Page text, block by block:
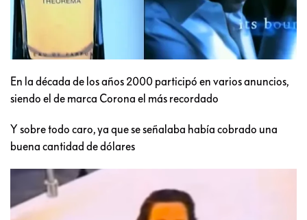
En la década de los años 2000 participó en varios anuncios,
siendo el de marca Corona el más recordado
Y sobre todo caro, ya que se señalaba había cobrado una
buena cantidad de dólares